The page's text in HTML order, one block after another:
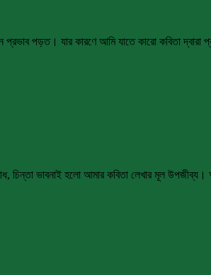
পড়ত। যার কারণে আমি যাতে কারো কবিতা দ্বারা
চিন্তা ভাবনাই হলো আমার কবিতা লেখার মূল উপজীব্য।